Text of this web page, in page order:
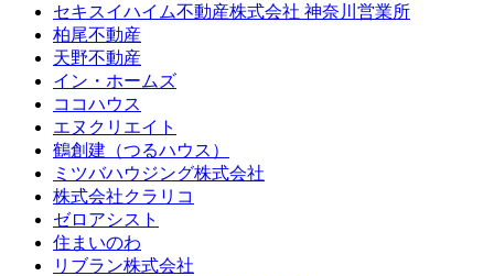
セキスイハイム不動産株式会社 神奈川営業所
柏尾不動産
天野不動産
イン・ホームズ
ココハウス
エヌクリエイト
鶴創建（つるハウス）
ミツバハウジング株式会社
株式会社クラリコ
ゼロアシスト
住まいのわ
リブラン株式会社